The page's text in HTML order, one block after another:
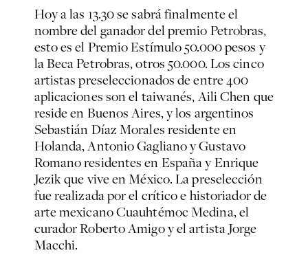
Hoy a las 13.30 se sabrá finalmente el
nombre del ganador del premio Petrobras,
esto es el Premio Estímulo 50.000 pesos y
la Beca Petrobras, otros 50.000. Los cinco
artistas preseleccionados de entre 400
aplicaciones son el taiwanés, Aili Chen que
reside en Buenos Aires, y los argentinos
Sebastián Díaz Morales residente en
Holanda, Antonio Gagliano y Gustavo
Romano residentes en España y Enrique
Jezik que vive en México. La preselección
fue realizada por el crítico e historiador de
arte mexicano Cuauhtémoc Medina, el
curador Roberto Amigo y el artista Jorge
Macchi.